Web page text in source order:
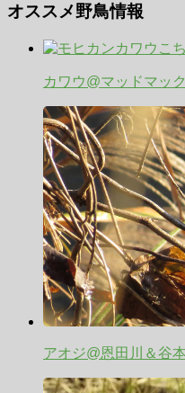
オススメ野鳥情報
カワウ@マッドマッ
アオジ@恩田川＆谷本